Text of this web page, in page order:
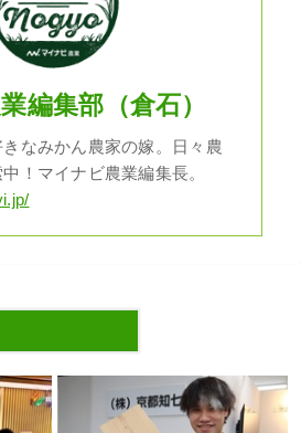
編集部（倉石）
なみかん農家の嫁。日々農
！マイナビ農業編集長。